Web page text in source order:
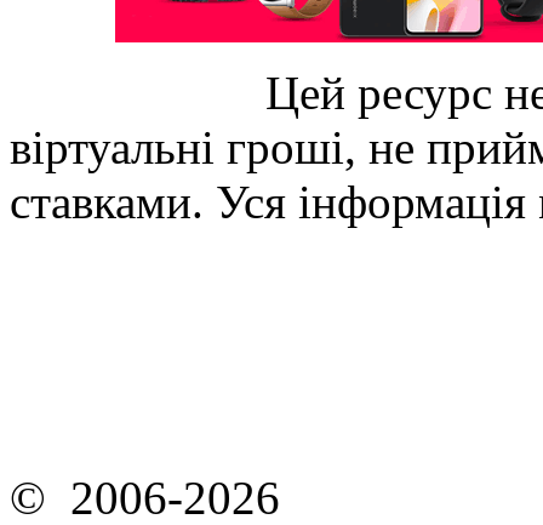
Цей ресурс
віртуальні гроші, не
ставками. Уся
© 2006-2026